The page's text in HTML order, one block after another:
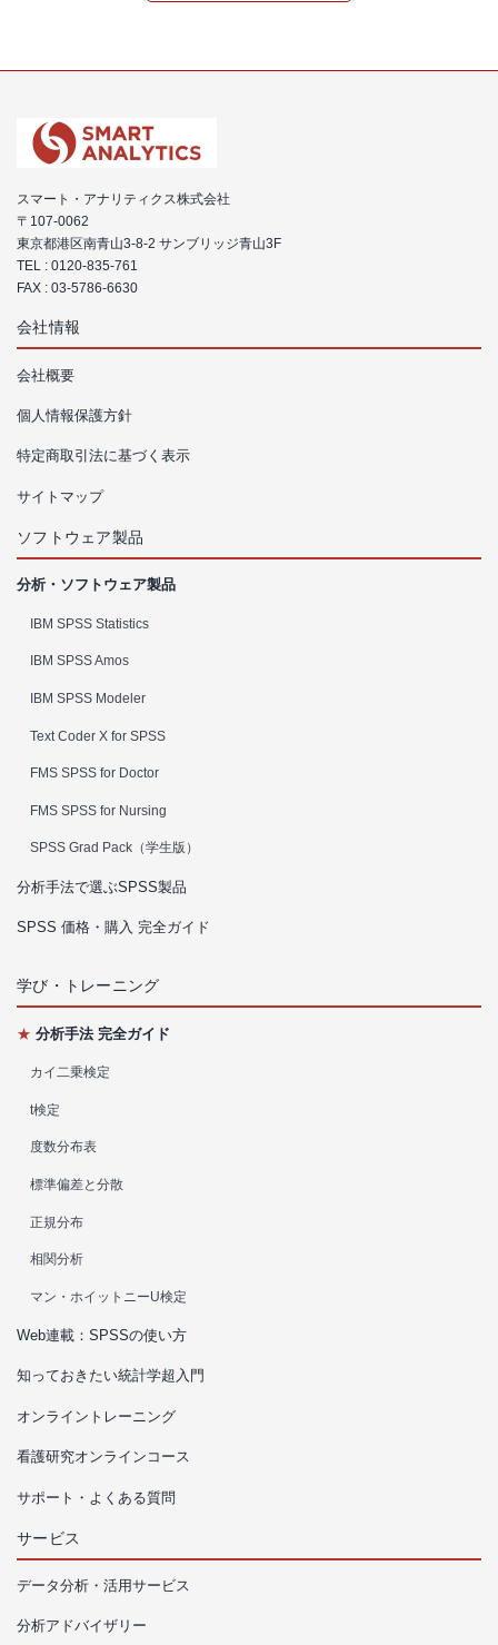
スマート・アナリティクス株式会社
〒107-0062
東京都港区南青山3-8-2 サンブリッジ青山3F
TEL : 0120-835-761
FAX : 03-5786-6630
会社情報
会社概要
個人情報保護方針
特定商取引法に基づく表示
サイトマップ
ソフトウェア製品
分析・ソフトウェア製品
IBM SPSS Statistics
IBM SPSS Amos
IBM SPSS Modeler
Text Coder X for SPSS
FMS SPSS for Doctor
FMS SPSS for Nursing
SPSS Grad Pack（学生版）
分析手法で選ぶSPSS製品
SPSS 価格・購入 完全ガイド
学び・トレーニング
★ 分析手法 完全ガイド
カイ二乗検定
t検定
度数分布表
標準偏差と分散
正規分布
相関分析
マン・ホイットニーU検定
Web連載：SPSSの使い方
知っておきたい統計学超入門
オンライントレーニング
看護研究オンラインコース
サポート・よくある質問
サービス
データ分析・活用サービス
分析アドバイザリー